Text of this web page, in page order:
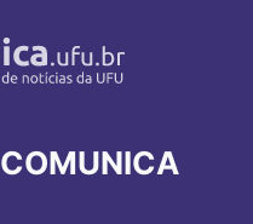
COMUNICA